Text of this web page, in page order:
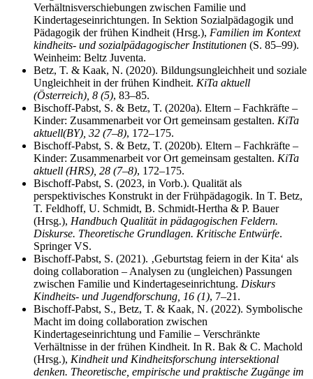
Verhältnisverschiebungen zwischen Familie und
Kindertageseinrichtungen. In Sektion Sozialpädagogik und
Pädagogik der frühen Kindheit (Hrsg.), Familien im Kontext
kindheits- und sozialpädagogischer Institutionen (S. 85–99).
Weinheim: Beltz Juventa.
Betz, T. & Kaak, N. (2020). Bildungsungleichheit und soziale
Ungleichheit in der frühen Kindheit. KiTa aktuell
(Österreich), 8 (5), 83–85.
Bischoff-Pabst, S. & Betz, T. (2020a). Eltern – Fachkräfte –
Kinder: Zusammenarbeit vor Ort gemeinsam gestalten. KiTa
aktuell(BY), 32 (7–8), 172–175.
Bischoff-Pabst, S. & Betz, T. (2020b). Eltern – Fachkräfte –
Kinder: Zusammenarbeit vor Ort gemeinsam gestalten. KiTa
aktuell (HRS), 28 (7–8), 172–175.
Bischoff-Pabst, S. (2023, in Vorb.). Qualität als
perspektivisches Konstrukt in der Frühpädagogik. In T. Betz,
T. Feldhoff, U. Schmidt, B. Schmidt-Hertha & P. Bauer
(Hrsg.), Handbuch Qualität in pädagogischen Feldern.
Diskurse. Theoretische Grundlagen. Kritische Entwürfe.
Springer VS.
Bischoff-Pabst, S. (2021). ‚Geburtstag feiern in der Kita‘ als
doing collaboration – Analysen zu (ungleichen) Passungen
zwischen Familie und Kindertageseinrichtung. Diskurs
Kindheits- und Jugendforschung, 16 (1), 7–21.
Bischoff-Pabst, S., Betz, T. & Kaak, N. (2022). Symbolische
Macht im doing collaboration zwischen
Kindertageseinrichtung und Familie – Verschränkte
Verhältnisse in der frühen Kindheit. In R. Bak & C. Machold
(Hrsg.), Kindheit und Kindheitsforschung intersektional
denken. Theoretische, empirische und praktische Zugänge im